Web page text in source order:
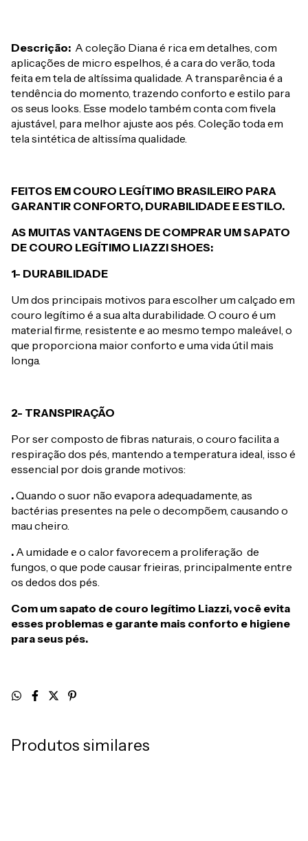
Descrição: A coleção Diana é rica em detalhes, com
aplicações de micro espelhos, é a cara do verão, toda
feita em tela de altíssima qualidade. A transparência é a
tendência do momento, trazendo conforto e estilo para
os seus looks. Esse modelo também conta com fivela
ajustável, para melhor ajuste aos pés. Coleção toda em
tela sintética de altissíma qualidade.
FEITOS EM COURO LEGÍTIMO BRASILEIRO PARA
GARANTIR CONFORTO, DURABILIDADE E ESTILO.
AS MUITAS VANTAGENS DE COMPRAR UM SAPATO
DE COURO LEGÍTIMO LIAZZI SHOES:
1- DURABILIDADE
Um dos principais motivos para escolher um calçado em
couro legítimo é a sua alta durabilidade. O couro é um
material firme, resistente e ao mesmo tempo maleável, o
que proporciona maior conforto e uma vida útil mais
longa.
2- TRANSPIRAÇÃO
Por ser composto de fibras naturais, o couro facilita a
respiração dos pés, mantendo a temperatura ideal, isso é
essencial por dois grande motivos:
.Quando o suor não evapora adequadamente, as
bactérias presentes na pele o decompõem, causando o
mau cheiro.
. A umidade e o calor favorecem a proliferação de
fungos, o que pode causar frieiras, principalmente entre
os dedos dos pés.
Com um sapato de couro legítimo Liazzi, você evita
esses problemas e garante mais conforto e higiene
para seus pés.
Produtos similares